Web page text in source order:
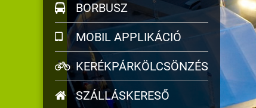
BORBUSZ
MOBIL APPLIKÁCIÓ
KERÉKPÁRKÖLCSÖNZÉS
SZÁLLÁSKERESŐ